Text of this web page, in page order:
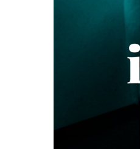
Zum Anfang der Bildergalerie
BUSINESS
inkl. MwSt.